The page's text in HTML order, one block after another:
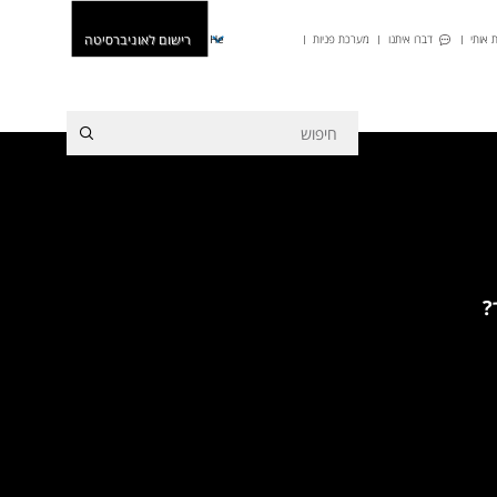
אותי דברו איתנו מערכת פניות He רישום לאוניברסיטה